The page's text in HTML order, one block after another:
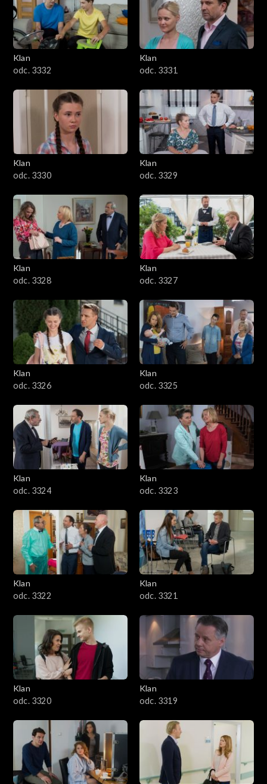
Klan
odc. 3332
Klan
odc. 3331
Klan
odc. 3330
Klan
odc. 3329
Klan
odc. 3328
Klan
odc. 3327
Klan
odc. 3326
Klan
odc. 3325
Klan
odc. 3324
Klan
odc. 3323
Klan
odc. 3322
Klan
odc. 3321
Klan
odc. 3320
Klan
odc. 3319